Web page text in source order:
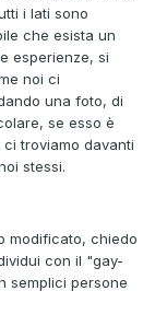
i lati sono
che esista un
esperienze, si
noi ci
una foto, di
se esso è
troviamo davanti
stessi.
modificato, chiedo
con il "gay-
semplici persone